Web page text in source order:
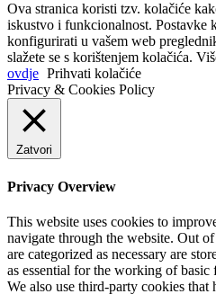
Ova stranica koristi tzv. kolačiće
iskustvo i funkcionalnost. Postavke
konfigurirati u vašem web
slažete se s korištenjem kolačića.
ovdje Prihvati kolačiće
Privacy & Cookies Policy
Zatvori
Privacy Overview
This website uses cookies to
navigate through the website. Out
are categorized as necessary are
as essential for the working of
We also use third-party cookies that